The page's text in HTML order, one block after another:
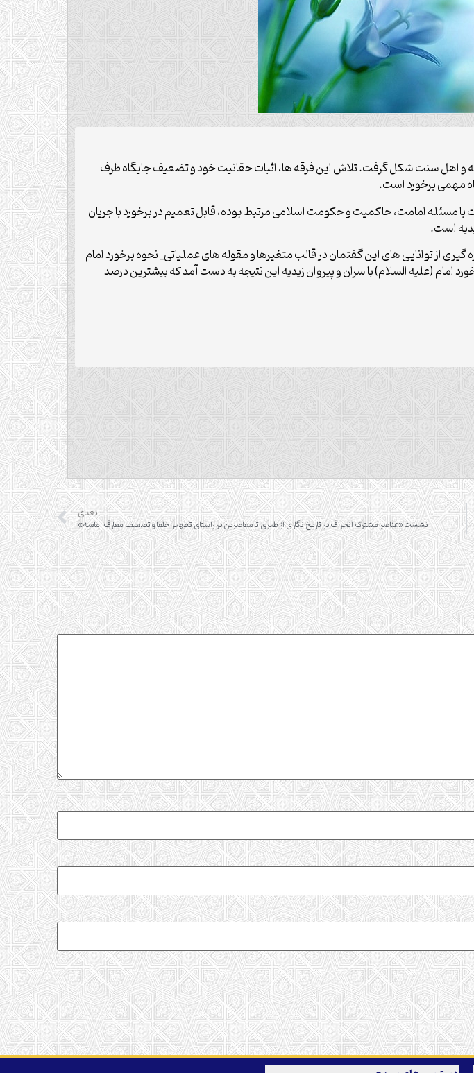
و اهل سنت شکل گرفت. تلاش این فرقه ها، اثبات حقانیت خود و تضعیف جایگاه طرف
مهمی برخورد است.
با مسئله امامت، حاکمیت و حکومت اسلامی مرتبط بوده، قابل تعمیم در برخورد با جریان
است.
از توانایی های این گفتمان در قالب متغیرها و مقوله های عملیاتی_ نحوه برخورد امام
امام (علیه السلام) با سران و پیروان زیدیه این نتیجه به دست آمد که بیشترین درصد
بعدی
نشست «عناصر مشترک انحراف در تاریخ نگاری از طبری تا معاصرین در راستای تطهیر خلفا و تضعیف معارف امامیه»